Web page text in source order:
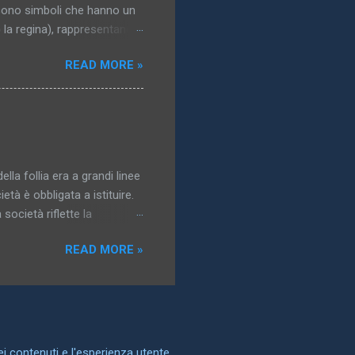
simboli che hanno un
regina), rappresentano i
interesse erotico; in
e la più grande varietà
come tronchi e bastoni,
rappresentano
è immediatamente
READ MORE »
follia era a grandi linee
è obbligata a istituire.
società riflette la
follia è la storia della
Nascita della clinica , e
una società le
READ MORE »